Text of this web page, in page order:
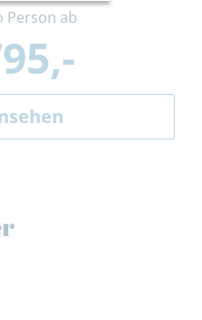
Person ab